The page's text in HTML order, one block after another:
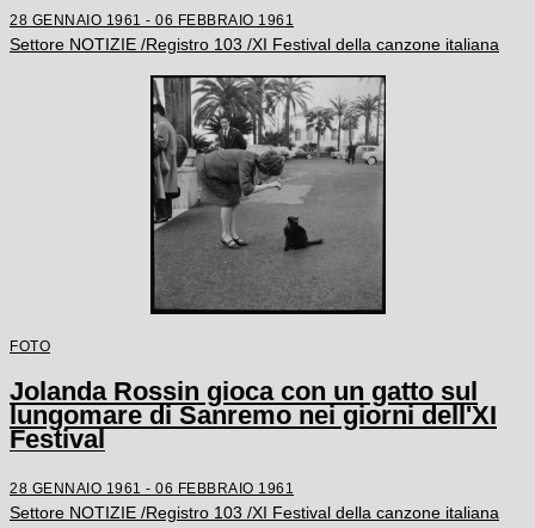
28 GENNAIO 1961 - 06 FEBBRAIO 1961
Settore NOTIZIE /Registro 103 /XI Festival della canzone italiana
FOTO
Jolanda Rossin gioca con un gatto sul
lungomare di Sanremo nei giorni dell'XI
Festival
28 GENNAIO 1961 - 06 FEBBRAIO 1961
Settore NOTIZIE /Registro 103 /XI Festival della canzone italiana